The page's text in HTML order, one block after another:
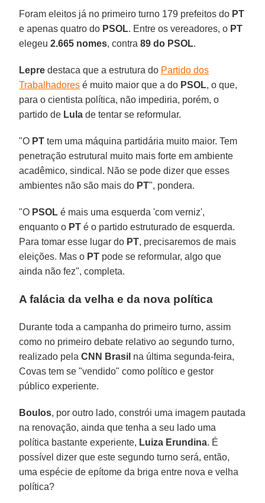
Foram eleitos já no primeiro turno 179 prefeitos do PT
e apenas quatro do PSOL. Entre os vereadores, o PT
elegeu 2.665 nomes, contra89 do PSOL.
Lepre destaca que a estrutura do Partido dos
Trabalhadores é muito maior que a do PSOL, o que,
para o cientista política, não impediria, porém, o
partido de Lula de tentar se reformular.
"O PT tem uma máquina partidária muito maior. Tem
penetração estrutural muito mais forte em ambiente
acadêmico, sindical. Não se pode dizer que esses
ambientes não são mais do PT", pondera.
"O PSOL é mais uma esquerda 'com verniz',
enquanto o PT é o partido estruturado de esquerda.
Para tomar esse lugar do PT, precisaremos de mais
eleições. Mas o PT pode se reformular, algo que
ainda não fez", completa.
A falácia da velha e da nova política
Durante toda a campanha do primeiro turno, assim
como no primeiro debate relativo ao segundo turno,
realizado pela CNN Brasil na última segunda-feira,
Covas tem se "vendido" como político e gestor
público experiente.
Boulos, por outro lado, constrói uma imagem pautada
na renovação, ainda que tenha a seu lado uma
política bastante experiente, Luiza Erundina. É
possível dizer que este segundo turno será, então,
uma espécie de epítome da briga entre nova e velha
política?